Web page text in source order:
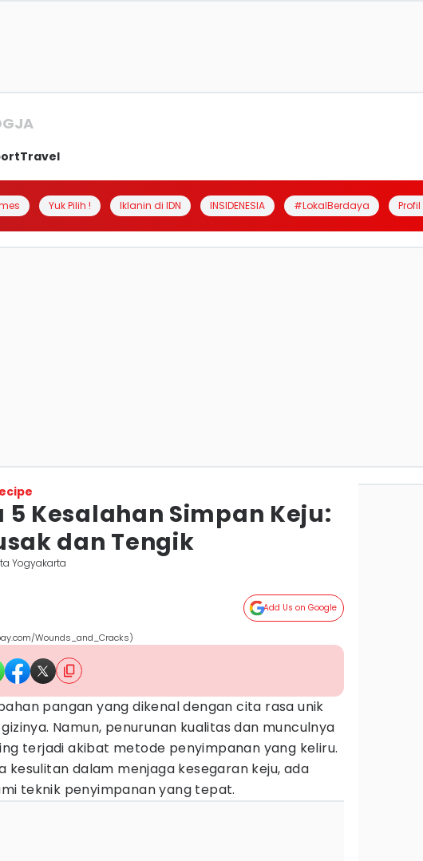
Travel
Yuk Pilih ! Iklanin di IDN INSIDENESIA #LokalBerdaya
5 Kesalahan Simpan Keju:
dan Tengik
Yogyakarta
Add Us on Google
Wounds_and_Cracks)
pangan yang dikenal dengan cita rasa unik
Namun, penurunan kualitas dan munculnya
terjadi akibat metode penyimpanan yang keliru.
kesulitan dalam menjaga kesegaran keju, ada
teknik penyimpanan yang tepat.